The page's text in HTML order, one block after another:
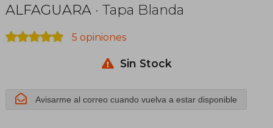
ALFAGUARA · Tapa Blanda
5 opiniones
Sin Stock
Avisarme al correo cuando vuelva a estar disponible